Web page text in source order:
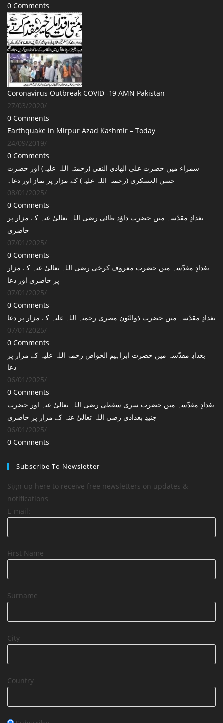
0 Comments
Coronavirus Outbreak COVID -19 AMN Pakistan
27/03/2020/
0 Comments
Earthquake in Mirpur Azad Kashmir – Today
24/09/2019/
0 Comments
سمراء میں حضرت علی الھادی النقی (رحمتہ اللہ علیہ) اور حضرت
حسن العسکری (رحمتہ اللہ علیہ) کے مزار پر نماز اور دعا۔
08/01/2025/
0 Comments
بغدادِ مقدّسہ میں حضرت داؤد طائی رضی اللہ تعالیٰ عنہ کے مزار پر
حاضری
07/01/2025/
0 Comments
بغدادِ مقدّسہ میں حضرت معروف کرخی رضی اللہ تعالیٰ عنہ کے مزار
پر حاضری اور دعا
07/01/2025/
0 Comments
بغدادِ مقدّسہ میں حضرت ذوالنّون مصری رحمتہ اللہ علیہ کے مزار پر دعا
07/01/2025/
0 Comments
بغدادِ مقدّسہ میں حضرت ابراہیم الخواص رحمۃ اللہ علیہ کے مزار پر
دعا
06/01/2025/
0 Comments
بغدادِ مقدّسہ میں حضرت سری سقطی رضی اللہ تعالیٰ عنہ اور حضرت
جنیدِ بغدادی رضی اللہ تعالیٰ عنہ کے مزار پر حاضری
06/01/2025/
0 Comments
Subscribe To Newsletter
Sign up here to receive free newsletters on updates &
notifications
E-mail:
First Name
Surname
City
Country